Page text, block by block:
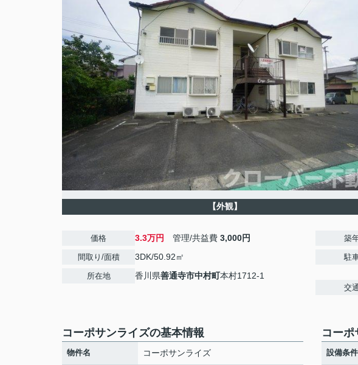
【外観】
価格 3.3万円 管理/共益費 3,000円
間取り/面積 3DK/50.92㎡
所在地 香川県善通寺市中村町本村1712-1
築
駐
交
コーポサンライズの基本情報
物件名 コーポサンライズ
コーポ
設備条件